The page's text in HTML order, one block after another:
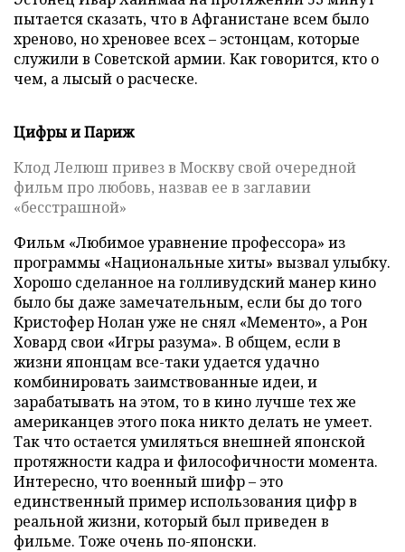
пытается сказать, что в Афганистане всем было
хреново, но хреновее всех – эстонцам, которые
служили в Советской армии. Как говорится, кто о
чем, а лысый о расческе.
Цифры и Париж
Клод Лелюш привез в Москву свой очередной
фильм про любовь, назвав ее в заглавии
«бесстрашной»
Фильм «Любимое уравнение профессора» из
программы «Национальные хиты» вызвал улыбку.
Хорошо сделанное на голливудский манер кино
было бы даже замечательным, если бы до того
Кристофер Нолан уже не снял «Мементо», а Рон
Ховард свои «Игры разума». В общем, если в
жизни японцам все-таки удается удачно
комбинировать заимствованные идеи, и
зарабатывать на этом, то в кино лучше тех же
американцев этого пока никто делать не умеет.
Так что остается умиляться внешней японской
протяжности кадра и философичности момента.
Интересно, что военный шифр – это
единственный пример использования цифр в
реальной жизни, который был приведен в
фильме. Тоже очень по-японски.